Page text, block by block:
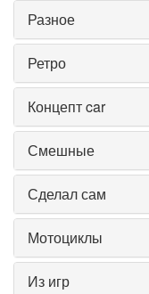
Разное
Ретро
Концепт car
Смешные
Сделал сам
Мотоциклы
Из игр